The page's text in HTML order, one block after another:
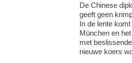
De Chinese
geeft geen
In de lente
München en
met
nieuwe koers